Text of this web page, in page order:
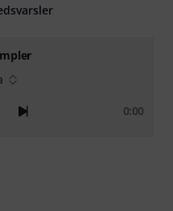
0:00